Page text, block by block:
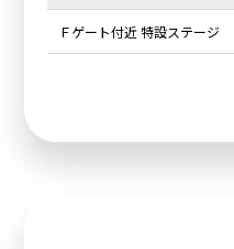
Ｆゲート付近 特設ステージ